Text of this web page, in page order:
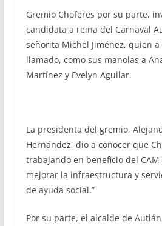
Gremio Choferes por su parte,
candidata a reina del Carnaval
señorita Michel Jiménez, quien a
llamado, como sus manolas a
Martínez y Evelyn Aguilar.
La presidenta del gremio,
Hernández, dio a conocer que
trabajando en beneficio del CAM
mejorar la infraestructura y
de ayuda social.”
Por su parte, el alcalde de